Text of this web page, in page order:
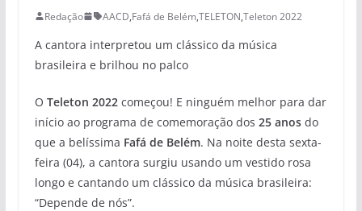
Redação AACD,Fafá de Belém,TELETON,Teleton 2022
A cantora interpretou um clássico da música
brasileira e brilhou no palco
O Teleton 2022começou! E ninguém melhor para dar
início ao programa de comemoração dos 25 anos do
que a belíssima Fafá de Belém. Na noite desta sexta-
feira (04), a cantora surgiu usando um vestido rosa
longo e cantando um clássico da música brasileira:
“Depende de nós”.